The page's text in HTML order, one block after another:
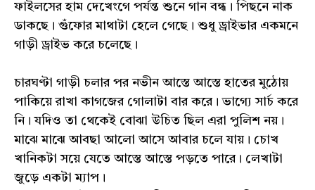
ফাইলসের হাম দেখেংগে পর্যন্ত শুনে গান বন্ধ। পিছনে নাক
ডাকছে। গুঁফোর মাথাটা হেলে গেছে। শুধু ড্রাইভার একমনে
গাড়ী ড্রাইভ করে চলেছে।
চারঘণ্টা গাড়ী চলার পর নভীন আস্তে আস্তে হাতের মুঠোয়
পাকিয়ে রাখা কাগজের গোলাটা বার করে। ভাগ্যে সার্চ করে
নি। যদিও তা থেকেই বোঝা উচিত ছিল এরা পুলিশ নয়।
মাঝে মাঝে আবছা আলো আসে আবার চলে যায়। চোখ
খানিকটা সয়ে যেতে আস্তে আস্তে পড়তে পারে। লেখাটা
জুড়ে একটা ম্যাপ।